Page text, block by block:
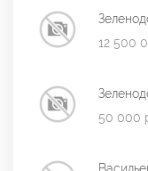
12 500
50 000